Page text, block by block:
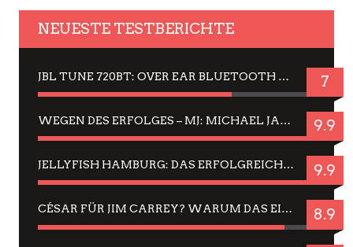
NEUESTE TESTBERICHTE
JBL TUNE 720BT: OVER EAR BLUETOOTH KOPFHÖRER UM DIE 50,-€ IM DAUER-TEST 7
WEGEN DES ERFOLGES – MJ: MICHAEL JACKSON MUSICAL IN EINER MATINEE SEHEN 9.9
JELLYFISH HAMBURG: DAS ERFOLGREICHE SOMMER-MENÜ 2025 IN GEFÜHLEN UND BILDERN 9.9
CÉSAR FÜR JIM CARREY? WARUM DAS EINER DER NERVIGSTEN ACTORS IST UND BLEIBT 8.9